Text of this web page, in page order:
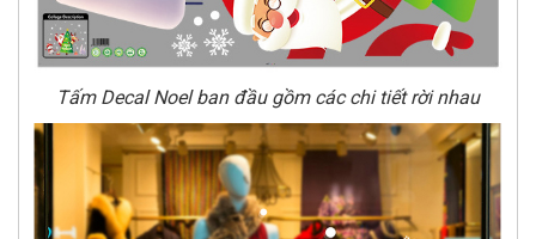
Tấm Decal Noel ban đầu gồm các chi tiết rời nhau